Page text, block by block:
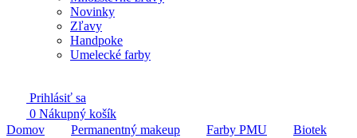
Novinky
Zľavy
Handpoke
Umelecké farby
Prihlásiť sa
0 Nákupný košík
Domov
Permanentný makeup Farby PMU
Biotek